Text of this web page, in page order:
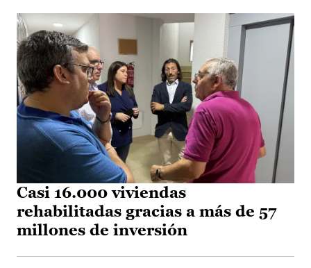
Casi 16.000 viviendas
rehabilitadas gracias a más de 57
millones de inversión